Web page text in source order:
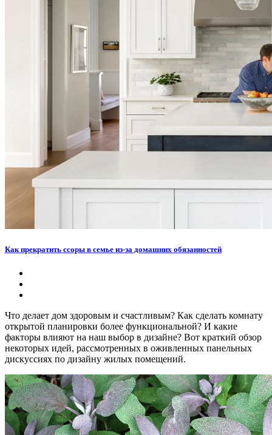
Как прекратить ссоры в семье из-за домашних обязанностей
Что делает дом здоровым и счастливым? Как сделать комнату
открытой планировки более функциональной? И какие
факторы влияют на наш выбор в дизайне? Вот краткий обзор
некоторых идей, рассмотренных в оживленных панельных
дискуссиях по дизайну жилых помещений.